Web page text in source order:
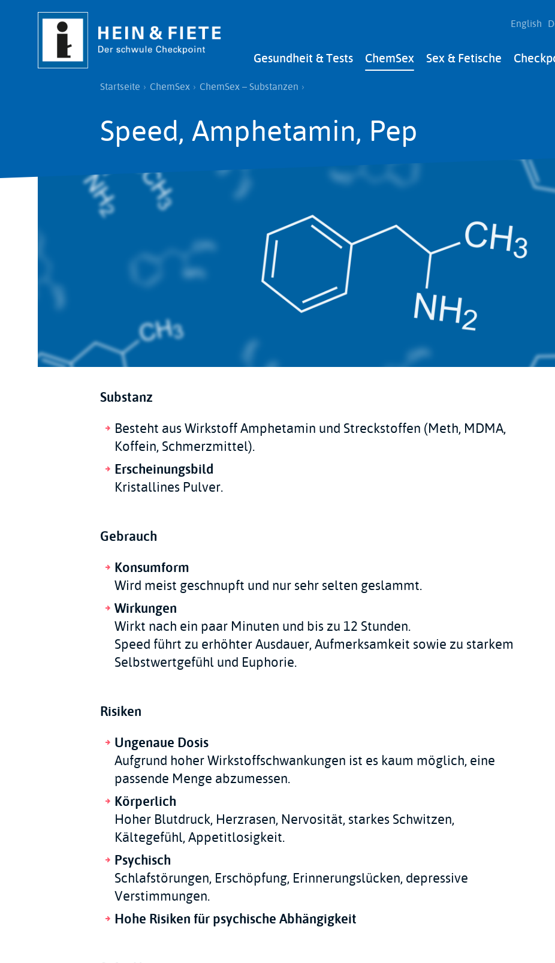
Main
Gesundheit & Tests ChemSex Sex & Fetische
English
Pfadnavigation
Startseite ChemSex ChemSex – Substanzen
Speed, Amphetamin, Pep
Substanz
Besteht aus Wirkstoff Amphetamin und Streckstoffen (Meth, MDMA,
Koffein, Schmerzmittel).
Erscheinungsbild
Kristallines Pulver.
Gebrauch
Konsumform
Wird meist geschnupft und nur sehr selten geslammt.
Wirkungen
Wirkt nach ein paar Minuten und bis zu 12 Stunden.
Speed führt zu erhöhter Ausdauer, Aufmerksamkeit sowie zu starkem
Selbstwertgefühl und Euphorie.
Risiken
Ungenaue Dosis
Aufgrund hoher Wirkstoffschwankungen ist es kaum möglich, eine
passende Menge abzumessen.
Körperlich
Hoher Blutdruck, Herzrasen, Nervosität, starkes Schwitzen,
Kältegefühl, Appetitlosigkeit.
Psychisch
Schlafstörungen, Erschöpfung, Erinnerungslücken, depressive
Verstimmungen.
Hohe Risiken für psychische Abhängigkeit